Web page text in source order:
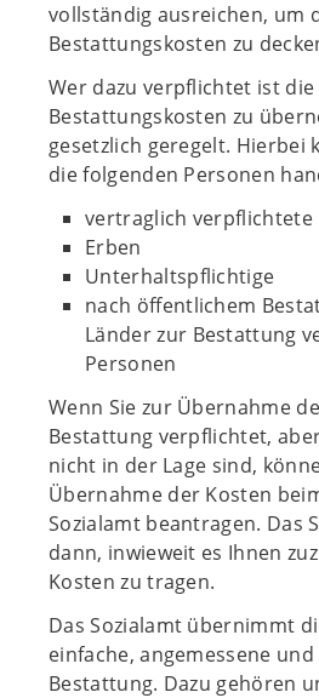
vollständig ausreichen, um
Bestattungskosten zu
Wer dazu verpflichtet ist die
Bestattungskosten zu
gesetzlich geregelt. Hierbei
die folgenden Personen
vertraglich verpflichtete
Erben
Unterhaltspflichtige
nach öffentlichem
Länder zur Bestattung
Personen
Wenn Sie zur Übernahme
Bestattung verpflichtet,
nicht in der Lage sind,
Übernahme der Kosten
Sozialamt beantragen. Das
dann, inwieweit es Ihnen
Kosten zu tragen.
Das Sozialamt übernimmt
einfache, angemessene
Bestattung. Dazu gehören